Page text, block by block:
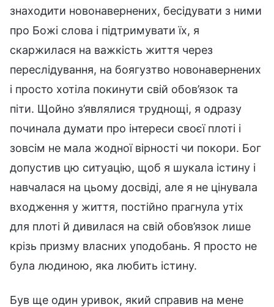
знаходити новонавернених, бесідувати з ними
про Божі слова і підтримувати їх, я
скаржилася на важкість життя через
переслідування, на боягузтво новонавернених
і просто хотіла покинути свій обов’язок та
піти. Щойно з’являлися труднощі, я одразу
починала думати про інтереси своєї плоті і
зовсім не мала жодної вірності чи покори. Бог
допустив цю ситуацію, щоб я шукала істину і
навчалася на цьому досвіді, але я не цінувала
входження у життя, постійно прагнула утіх
для плоті й дивилася на свій обов’язок лише
крізь призму власних уподобань. Я просто не
була людиною, яка любить істину.
Був ще один уривок, який справив на мене